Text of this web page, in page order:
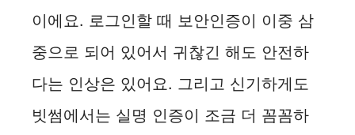
이에요. 로그인할 때 보안인증이 이중 삼
중으로 되어 있어서 귀찮긴 해도 안전하
다는 인상은 있어요. 그리고 신기하게도
빗썸에서는 실명 인증이 조금 더 꼼꼼하